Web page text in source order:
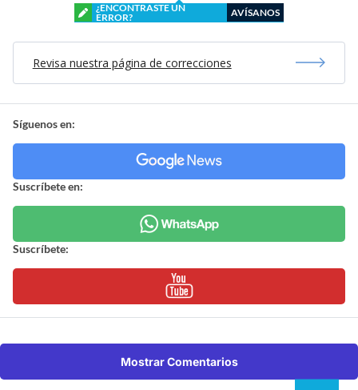
¿ENCONTRASTE UN
ERROR?
AVÍSANOS
Revisa nuestra página de correcciones
Síguenos en:
Suscríbete en:
Suscríbete:
Mostrar Comentarios